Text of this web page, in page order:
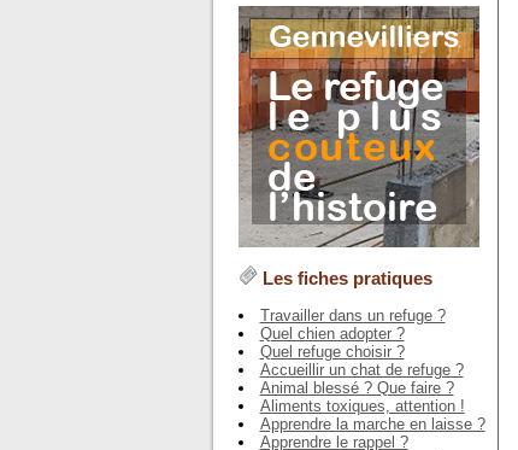
Les fiches pratiques
Travailler dans un refuge ?
Quel chien adopter ?
Quel refuge choisir ?
Accueillir un chat de refuge ?
Animal blessé ? Que faire ?
Aliments toxiques, attention !
Apprendre la marche en laisse ?
Apprendre le rappel ?